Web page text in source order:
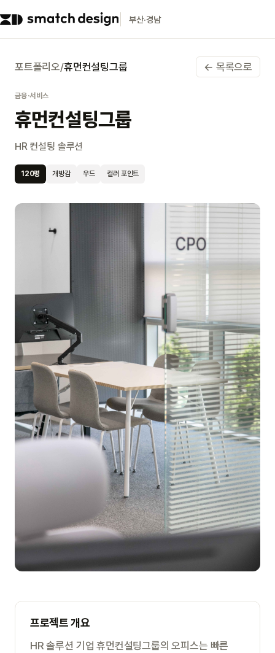
부산·경남
포트폴리오/휴먼컨설팅그룹 ← 목록으로
금융·서비스
휴먼컨설팅그룹
HR 컨설팅 솔루션
120평 개방감 우드 컬러 포인트
프로젝트 개요
HR 솔루션 기업 휴먼컨설팅그룹의 오피스는 빠른